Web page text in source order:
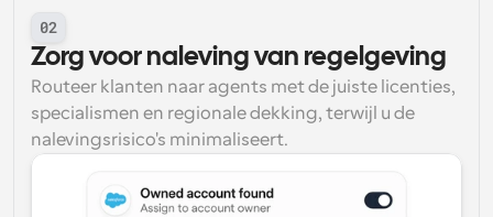
02
Zorg voor naleving van regelgeving
Routeer klanten naar agents met de juiste licenties,
specialismen en regionale dekking, terwijl u de
nalevingsrisico's minimaliseert.